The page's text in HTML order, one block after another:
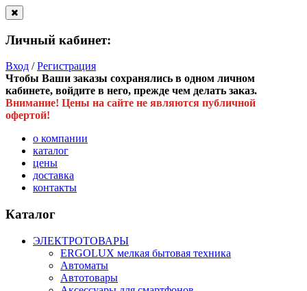
Личный кабинет:
Вход /Регистрация
Чтобы Ваши заказы сохранялись в одном личном
кабинете, войдите в него, прежде чем делать заказ.
Внимание! Цены на сайте не являются публичной
офертой!
о компании
каталог
цены
доставка
контакты
Каталог
ЭЛЕКТРОТОВАРЫ
ERGOLUX мелкая бытовая техника
Автоматы
Автотовары